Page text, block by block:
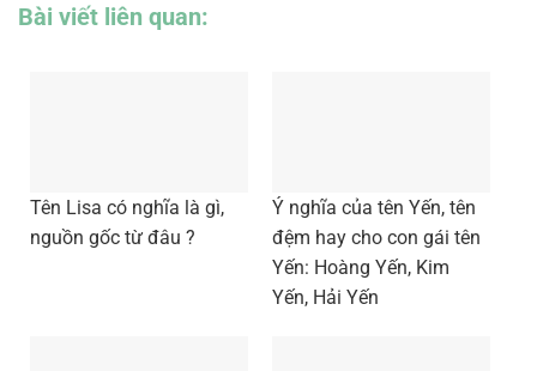
Bài viết liên quan:
Tên Lisa có nghĩa là gì,
nguồn gốc từ đâu ?
Ý nghĩa của tên Yến, tên
đệm hay cho con gái tên
Yến: Hoàng Yến, Kim
Yến, Hải Yến